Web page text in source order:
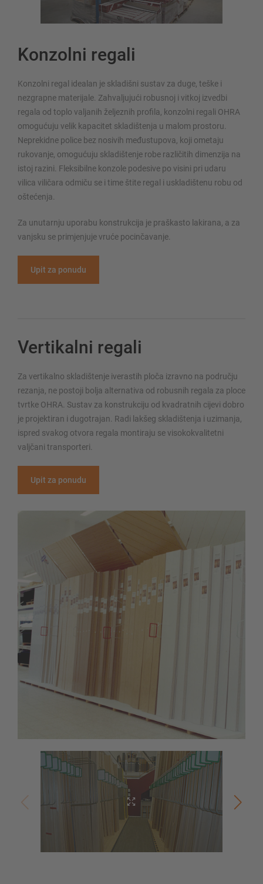
Konzolni regali
Konzolni regal idealan je skladišni sustav za duge, teške i
nezgrapne materijale. Zahvaljujući robusnoj i vitkoj izvedbi
regala od toplo valjanih željeznih profila, konzolni regali OHRA
omogućuju velik kapacitet skladištenja u malom prostoru.
Neprekidne police bez nosivih međustupova, koji ometaju
rukovanje, omogućuju skladištenje robe različitih dimenzija na
istoj razini. Fleksibilne konzole podesive po visini pri udaru
vilica viličara odmiču se i time štite regal i uskladištenu robu od
oštećenja.
Za unutarnju uporabu konstrukcija je praškasto lakirana, a za
vanjsku se primjenjuje vruće pocinčavanje.
Upit za ponudu
Vertikalni regali
Za vertikalno skladištenje iverastih ploča izravno na području
rezanja, ne postoji bolja alternativa od robusnih regala za ploce
tvrtke OHRA. Sustav za konstrukciju od kvadratnih cijevi dobro
je projektiran i dugotrajan. Radi lakšeg skladištenja i uzimanja,
ispred svakog otvora regala montiraju se visokokvalitetni
valjčani transporteri.
Upit za ponudu